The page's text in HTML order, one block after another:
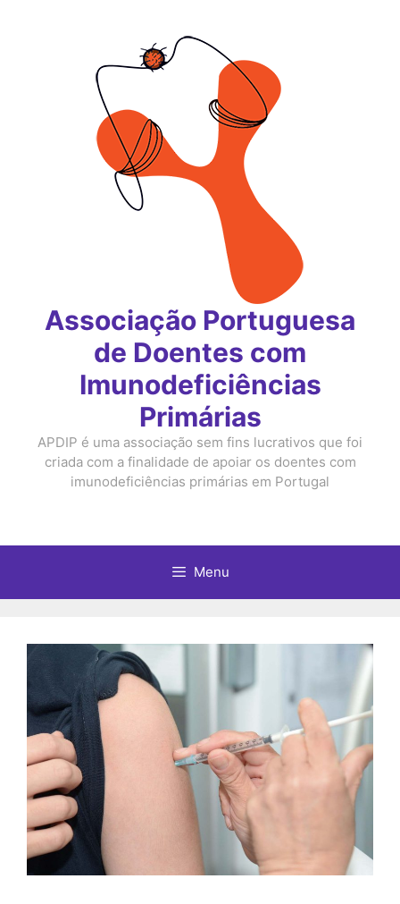
Associação Portuguesa
de Doentes com
Imunodeficiências
Primárias
APDIP é uma associação sem fins lucrativos que foi
criada com a finalidade de apoiar os doentes com
imunodeficiências primárias em Portugal
Menu